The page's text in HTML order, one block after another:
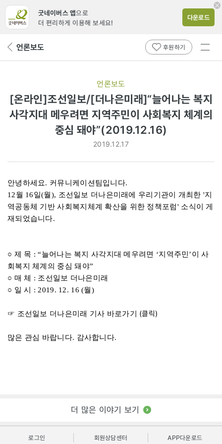
굿네이버스 앱으로
더 편리하게 이용해 보세요!
다운로드
뒤 언론보도 후원하기
전체
언론보도
[온라인]조선일보/[더나은미래]“늘어나는 복지
사각지대 메우려면 지역주민이 사회복지 체계의
중심 돼야”(2019.12.16)
2019.12.17
안녕하세요. 커뮤니케이션팀입니다.
12월 16일(월), 조선일보 더나은미래에 우리기관이 개최한 '지
역공동체 기반 사회복지체계 확산을 위한 정책포럼' 소식이 게
재되었습니다.
○ 제 목 : “늘어나는 복지 사각지대 메우려면 ‘지역주민’이 사
회복지 체계의 중심 돼야”
○ 매 체 : 조선일보 더나은미래
○ 일 시 : 2019. 12. 16 (월)
☞ 조선일보 더나은미래 기사 바로가기 (클릭)
많은 관심 바랍니다. 감사합니다.
더 많은 이야기 보기
로그인 회원상담센터 APP다운로드